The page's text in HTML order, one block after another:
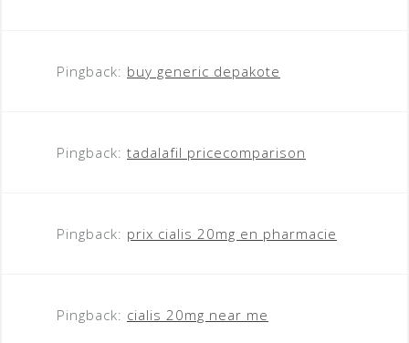
Pingback: buy generic depakote
Pingback: tadalafil pricecomparison
Pingback: prix cialis 20mg en pharmacie
Pingback: cialis 20mg near me